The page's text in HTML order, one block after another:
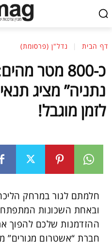
דף הבית נדל"ן (פרסומת)
כ-800 מטר
נתניה” מציג
לזמן מוגבל!
חלמתם לגור במרחק
ובאחת השכונות
ההזדמנות שלכם להפוך
חברת “אשטרום מגורים”